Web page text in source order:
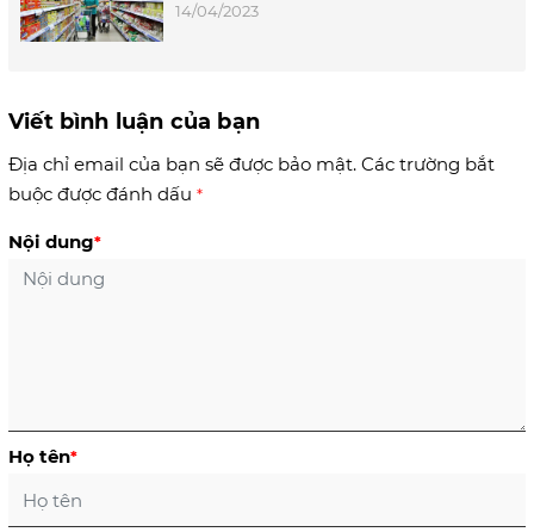
14/04/2023
Viết bình luận của bạn
Địa chỉ email của bạn sẽ được bảo mật. Các trường bắt
buộc được đánh dấu *
Nội dung*
Họ tên*